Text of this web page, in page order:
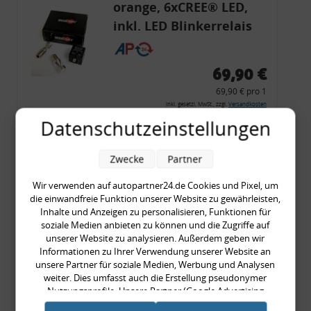
orange, 6xCREE® LED,
inkl. LED Blinkerrelais
CF 14
69,90 €
69,90 € pro 1
inkl. gesetzl. MwSt., zzgl. Versandkosten
Merkzettel
Zum Artikel
Rückleuchtenband mit
Blinker, rot, US-Ecken,
Audi 80 Cabrio, Typ 89,
OE-Nr.: 8G0945225 +
8G0945225C
999,99 €
Datenschutzeinstellungen
Wir verwenden auf autopartner24.de Cookies und Pixel, um
die einwandfreie Funktion unserer Website zu gewährleisten,
Inhalte und Anzeigen zu personalisieren, Funktionen für
soziale Medien anbieten zu können und die Zugriffe auf
unserer Website zu analysieren. Außerdem geben wir
Informationen zu Ihrer Verwendung unserer Website an
unsere Partner für soziale Medien, Werbung und Analysen
weiter. Dies umfasst auch die Erstellung pseudonymer
Nutzungsprofile. Unsere Partner (Google Advertising
Products) führen diese Informationen möglicherweise mit
Zwecke Partner